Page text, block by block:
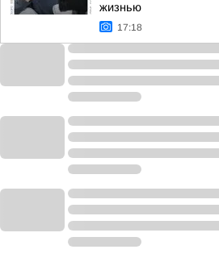
жизнью
17:18